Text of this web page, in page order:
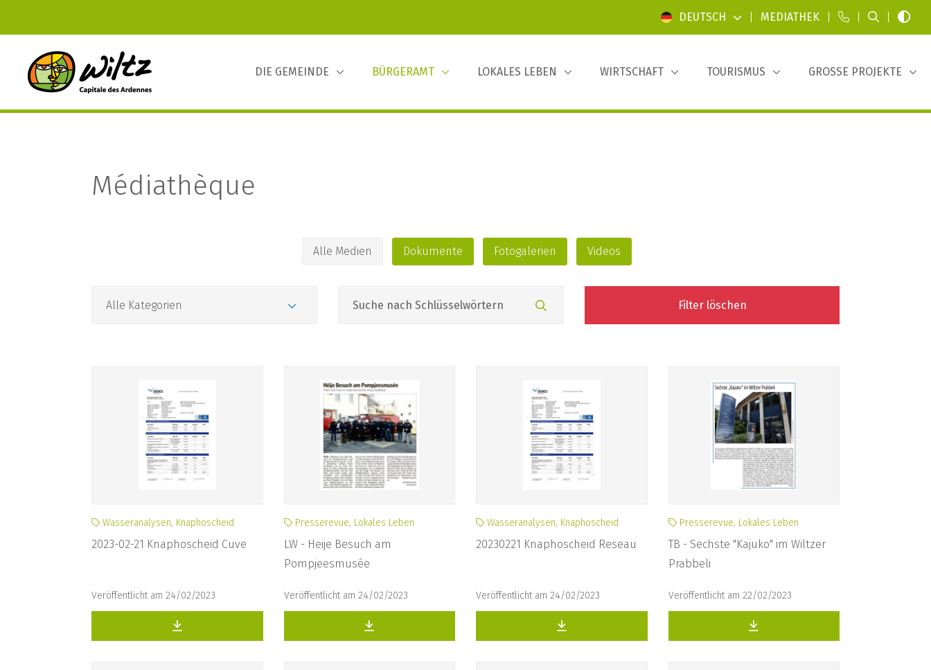
DEUTSCH MEDIATHEK
DIE GEMEINDE BÜRGERAMT LOKALES LEBEN WIRTSCHAFT TOURISMUS GROSSE PROJEKTE
Médiathèque
Alle Medien Dokumente Fotogalerien Videos
Filter löschen
Wasseranalysen, Knaphoscheid
2023-02-21 Knaphoscheid Cuve
Veröffentlicht am 24/02/2023
Presserevue, Lokales Leben
LW - Heije Besuch am
Pompjeesmusée
Veröffentlicht am 24/02/2023
Wasseranalysen, Knaphoscheid
20230221 Knaphoscheid Reseau
Veröffentlicht am 24/02/2023
Presserevue, Lokales Leben
TB - Sechste "Kajuko" im Wiltzer
Prabbeli
Veröffentlicht am 22/02/2023